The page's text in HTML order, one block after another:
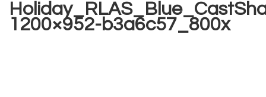
1200×952-b3a6c57_800x